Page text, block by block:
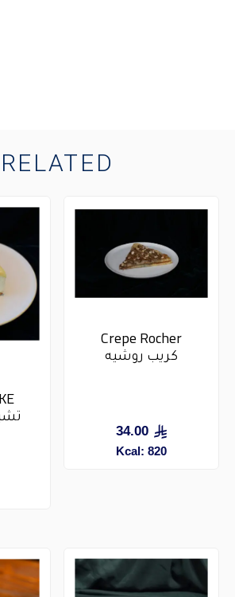
RELATED
Crepe Rocher
كريب روشيه
34.00
Kcal: 820